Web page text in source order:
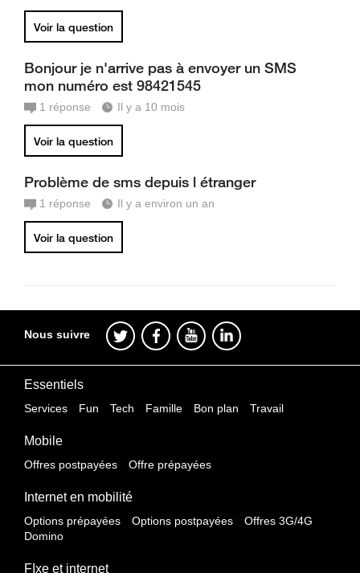
Voir la question
Bonjour je n'arrive pas à envoyer un SMS
mon numéro est 98421545
1 réponse Il y a 10 mois
Voir la question
Problème de sms depuis l étranger
1 réponse Il y a environ un an
Voir la question
Nous suivre
Essentiels
Services Fun Tech Famille Bon plan Travail
Mobile
Offres postpayées Offre prépayées
Internet en mobilité
Options prépayées Options postpayées
Offres 3G/4G
Domino
FIxe et internet